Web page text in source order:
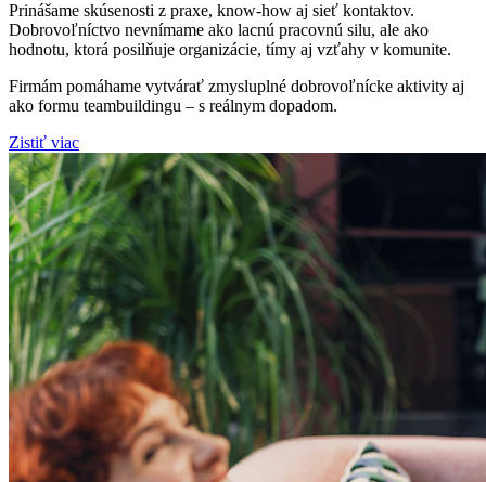
Prinášame skúsenosti z praxe, know-how aj sieť kontaktov.
Dobrovoľníctvo nevnímame ako lacnú pracovnú silu, ale ako
hodnotu, ktorá posilňuje organizácie, tímy aj vzťahy v komunite.
Firmám pomáhame vytvárať zmysluplné dobrovoľnícke aktivity aj
ako formu teambuildingu – s reálnym dopadom.
Zistiť viac